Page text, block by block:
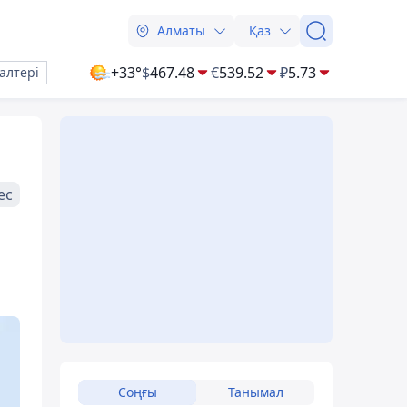
Алматы Қаз
+33°$467.48 €539.52 ₽5.73
Соңғы Танымал